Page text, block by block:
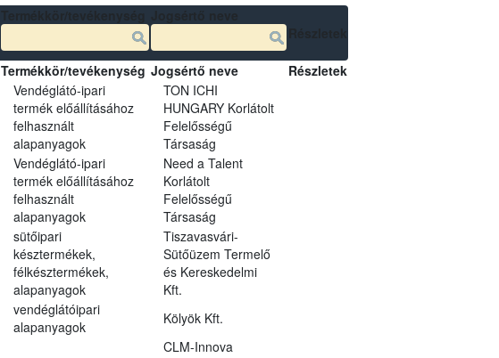
Termékkör/tevékenység Jogsértő neve Részletek
Vendéglátó-ipari
termék előállításához
felhasznált
alapanyagok
TON ICHI
HUNGARY Korlátolt
Felelősségű
Társaság
Vendéglátó-ipari
termék előállításához
felhasznált
alapanyagok
Need a Talent
Korlátolt
Felelősségű
Társaság
sütőipari
késztermékek,
félkésztermékek,
alapanyagok
Tiszavasvári-
Sütőüzem Termelő
és Kereskedelmi
Kft.
vendéglátóipari
alapanyagok
Kölyök Kft.
CLM-Innova